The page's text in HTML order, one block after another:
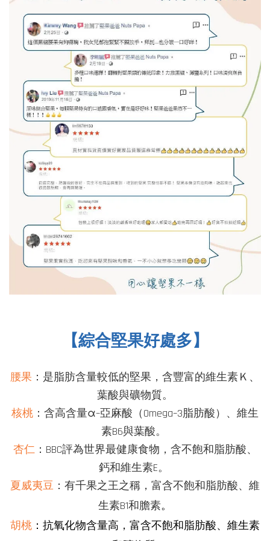
【綜合堅果好處多】
腰果 ：是脂肪含量較低的堅果，含豐富的維生素Ｋ、
葉酸與礦物質。
核桃 ：含高含量α–亞麻酸（Omega–3脂肪酸）、 維生
素B6與葉酸。
杏仁：BBC評為世界最健康食物，含不飽和脂肪酸、
鈣和維生素E。
夏威夷豆 ：有千果之王之稱，富含不飽和脂肪酸、維
生素B1和膽素。
胡桃 ：抗氧化物含量高，富含不飽和脂肪酸、維生素